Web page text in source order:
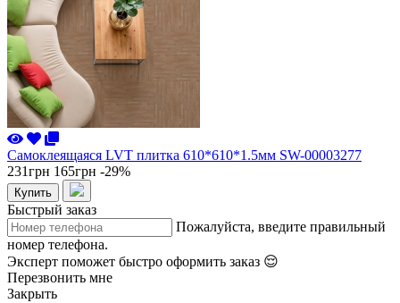
Самоклеящаяся LVT плитка 610*610*1.5мм SW-00003277
231грн 165грн -29%
Купить
Быстрый заказ
Пожалуйста, введите правильный
номер телефона.
Эксперт поможет быстро оформить заказ 😌
Перезвонить мне
Закрыть